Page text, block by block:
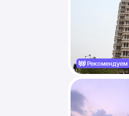
Рекомендуем